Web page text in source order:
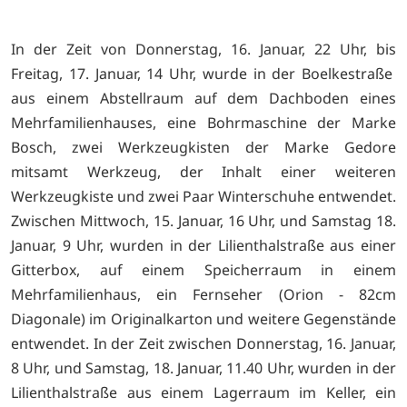
In der Zeit von Donnerstag, 16. Januar, 22 Uhr, bis
Freitag, 17. Januar, 14 Uhr, wurde in der Boelkestraße
aus einem Abstellraum auf dem Dachboden eines
Mehrfamilienhauses, eine Bohrmaschine der Marke
Bosch, zwei Werkzeugkisten der Marke Gedore
mitsamt Werkzeug, der Inhalt einer weiteren
Werkzeugkiste und zwei Paar Winterschuhe entwendet.
Zwischen Mittwoch, 15. Januar, 16 Uhr, und Samstag 18.
Januar, 9 Uhr, wurden in der Lilienthalstraße aus einer
Gitterbox, auf einem Speicherraum in einem
Mehrfamilienhaus, ein Fernseher (Orion - 82cm
Diagonale) im Originalkarton und weitere Gegenstände
entwendet. In der Zeit zwischen Donnerstag, 16. Januar,
8 Uhr, und Samstag, 18. Januar, 11.40 Uhr, wurden in der
Lilienthalstraße aus einem Lagerraum im Keller, ein